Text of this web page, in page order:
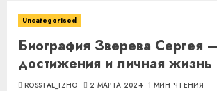
Uncategorised
Биография Зверева Сергея
достижения и личная жизнь
ROSSTAL_IZHO 2 МАРТА 2024 1 МИН ЧТЕНИЯ